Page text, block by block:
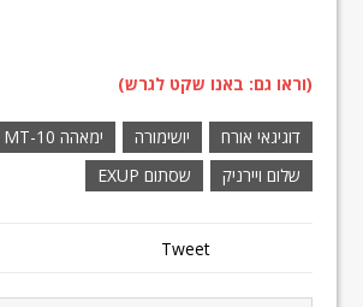
(וראו גם: באנו שקט לגרש)
דוגיגאי אורח יושימורה
ימאהה MT-10
שלום ויירניק
שסתום EXUP
Tweet